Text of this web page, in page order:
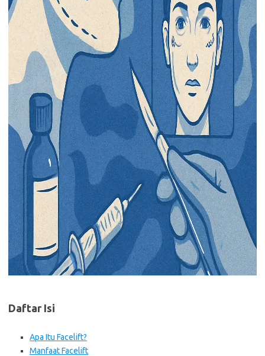
Daftar Isi
Apa Itu Facelift?
Manfaat Facelift